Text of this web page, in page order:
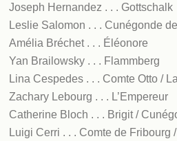
Joseph Hernandez . . . Gottschalk
Leslie Salomon . . . Cunégonde
Amélia Bréchet . . . Éléonore
Yan Brailowsky . . . Flammberg
Lina Cespedes . . . Comte Otto /
Zachary Lebourg . . . L’Empereur
Catherine Bloch . . . Brigit /
Luigi Cerri . . . Comte de Fribourg